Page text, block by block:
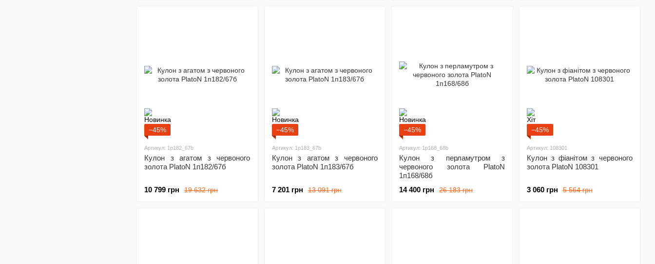
−45%
Артикул: 1p182_67b
Кулон з агатом з червоного
золота PlatoN 1п182/67б
19 632 грн
10 799 грн
−45%
Артикул: 1p183_67b
Кулон з агатом з червоного
золота PlatoN 1п183/67б
13 091 грн
7 201 грн
−45%
Артикул: 1p168_68b
Кулон з перламутром з
червоного золота PlatoN
1п168/68б
26 183 грн
14 400 грн
−45%
Артикул: 108301
Кулон з фіанітом з червоного
золота PlatoN 108301
5 564 грн
3 060 грн